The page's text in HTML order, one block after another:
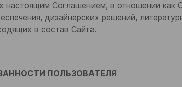
настоящим Соглашением, в отношении как
дизайнерских решений,
в состав Сайта.
ПОЛЬЗОВАТЕЛЯ